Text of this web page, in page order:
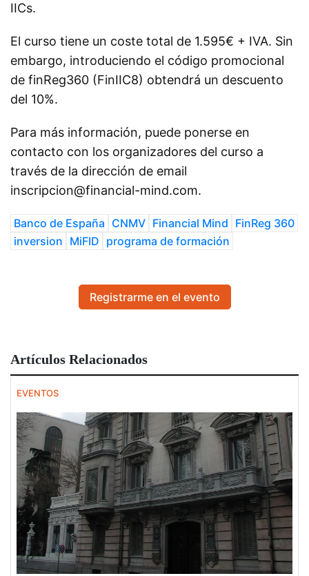
IICs.
El curso tiene un coste total de 1.595€ + IVA. Sin
embargo, introduciendo el código promocional
de finReg360 (FinIIC8) obtendrá un descuento
del 10%.
Para más información, puede ponerse en
contacto con los organizadores del curso a
través de la dirección de email
inscripcion@financial-mind.com.
Banco de España CNMV Financial Mind FinReg 360
inversion MiFID programa de formación
Registrarme en el evento
Artículos Relacionados
EVENTOS